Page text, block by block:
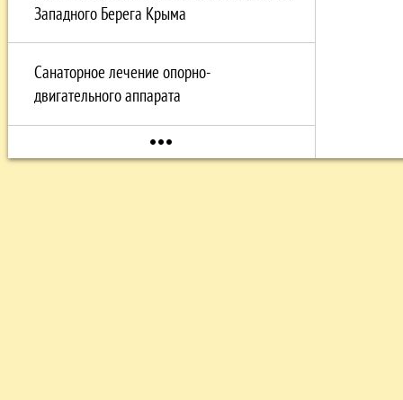
Западного Берега Крыма
Санаторное лечение опорно-
двигательного аппарата
more_horiz